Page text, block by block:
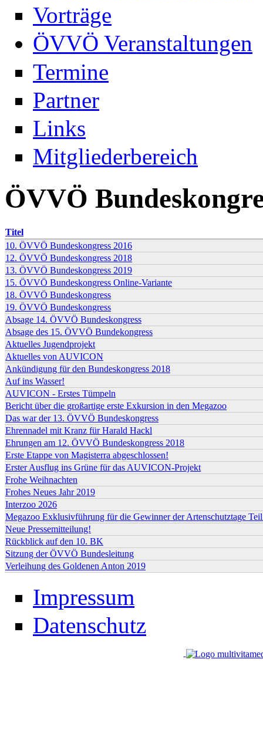
Vorträge
ÖVVÖ Veranstaltungen
Termine
Partner
Links
Mitgliederbereich
ÖVVÖ
Titel
10. ÖVVÖ Bundeskongress 2016
12. ÖVVÖ Bundeskongress 2018
13. ÖVVÖ Bundeskongress 2019
15. ÖVVÖ Bundeskongress Online-Variante
18. ÖVVÖ Bundeskongress
19. ÖVVÖ Bundeskongress
Absage 14. ÖVVÖ Bundeskongress
Absage des 15. ÖVVÖ Bundekongress
Aktuelles Jugendprojekt
Aktuelles von AUVICON
Ankündigung für den Bundeskongress 2018
Auf ins Wasser!
AUVICON - Erstes Tümpeln
Bericht über die großartige erste Exkursion in den Megazoo
Das war der 13. ÖVVÖ Bundeskongress
Ehrennadel mit Kranz für Harald Hackl
Ehrungen am 12. ÖVVÖ Bundeskongress 2018
Erste Etappe von Magisterra abgeschlossen!
Erster Ausflug ins Grüne für das AUVICON-Projekt
Frohe Weihnachten
Frohes Neues Jahr 2019
Interzoo 2026
Megazoo Exklusivführung für die Gewinner der Artenschutztage
Neue Pressemitteilung!
Rückblick auf den 10. BK
Sitzung der ÖVVÖ Bundesleitung
Verleihung des Goldenen Anton 2019
Impressum
Datenschutz